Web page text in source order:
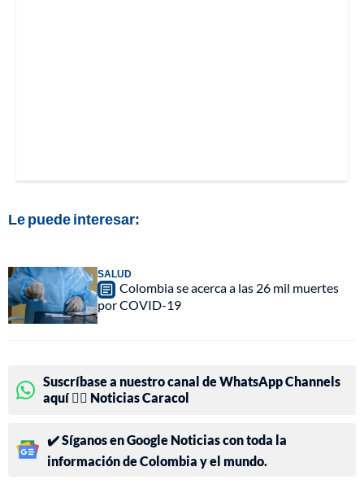
Le puede interesar:
SALUD
Colombia se acerca a las 26 mil muertes
por COVID-19
Suscríbase a nuestro canal de WhatsApp Channels
aquí 👉🏻 Noticias Caracol
✔️ Síganos en Google Noticias con toda la
información de Colombia y el mundo.